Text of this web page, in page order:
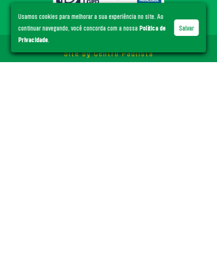
Usamos cookies para melhorar a sua experiência no site. Ao
continuar navegando, você concorda com a nossa Política de
Privacidade.
Salvar
© ACE Santa Cruz
Site byCentro Paulista